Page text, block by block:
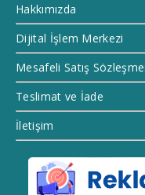
Hakkımızda
Dijital İşlem Merkezi
Mesafeli Satış
Teslimat ve İade
İletişim